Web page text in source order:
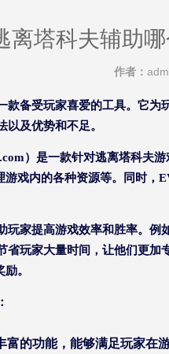
离塔科夫辅助
作者：
款备受玩家喜爱的工具。它
及优势和不足。
）是一款针对逃离塔科夫
戏内的各种资源等。同时
玩家提高游戏效率和胜率。
省玩家大量时间，让他们更
。
富的功能，能够满足玩家在